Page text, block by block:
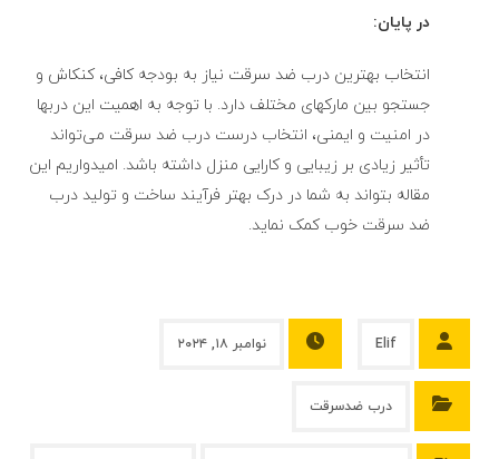
در پایان:
انتخاب بهترین درب ضد سرقت نیاز به بودجه کافی، کنکاش و
جستجو بین مارکهای مختلف دارد. با توجه به اهمیت این دربها
در امنیت و ایمنی، انتخاب درست درب ضد سرقت می‌تواند
تأثیر زیادی بر زیبایی و کارایی منزل داشته باشد. امیدواریم این
مقاله بتواند به شما در درک بهتر فرآیند ساخت و تولید درب
ضد سرقت خوب کمک نماید.
Elif نوامبر ۱۸, ۲۰۲۴
درب ضدسرقت